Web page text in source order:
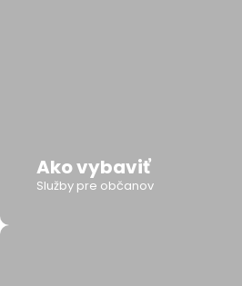
Ako vybaviť
Služby pre občanov